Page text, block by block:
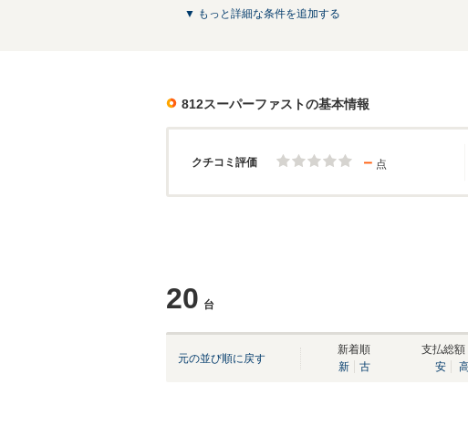
▼ もっと詳細な条件を追加する
812スーパーファストの基本情報
クチコミ評価 － 点
20 台
元の並び順に戻す
新着順
新
古
支払総額
安